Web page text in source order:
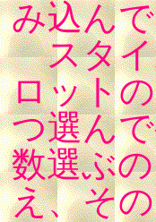
み込ん
スタイ
ロット
つ選ん
数選ぶ
え、そ